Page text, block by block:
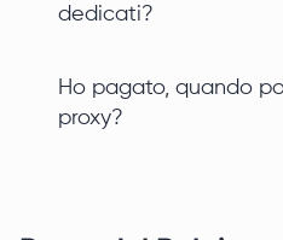
dedicati?
Ho pagato, quando
proxy?